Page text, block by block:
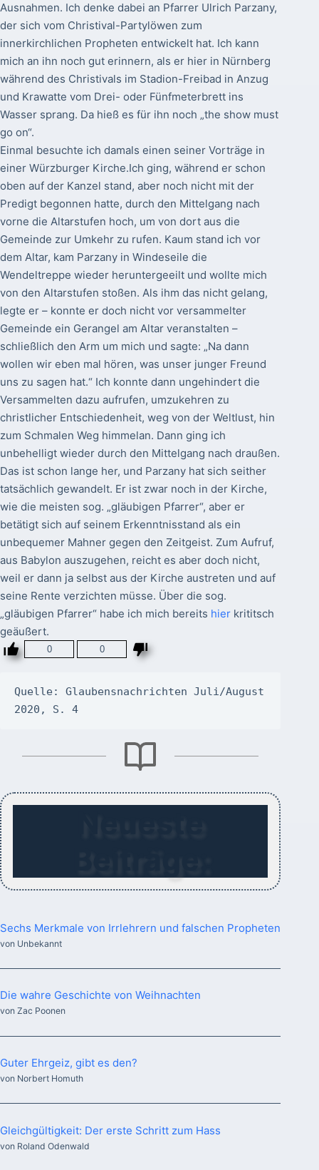
Ausnahmen. Ich denke dabei an Pfarrer Ulrich Parzany,
der sich vom Christival-Partylöwen zum
innerkirchlichen Propheten entwickelt hat. Ich kann
mich an ihn noch gut erinnern, als er hier in Nürnberg
während des Christivals im Stadion-Freibad in Anzug
und Krawatte vom Drei- oder Fünfmeterbrett ins
Wasser sprang. Da hieß es für ihn noch „the show must
go on“.
Einmal besuchte ich damals einen seiner Vorträge in
einer Würzburger Kirche.Ich ging, während er schon
oben auf der Kanzel stand, aber noch nicht mit der
Predigt begonnen hatte, durch den Mittelgang nach
vorne die Altarstufen hoch, um von dort aus die
Gemeinde zur Umkehr zu rufen. Kaum stand ich vor
dem Altar, kam Parzany in Windeseile die
Wendeltreppe wieder heruntergeeilt und wollte mich
von den Altarstufen stoßen. Als ihm das nicht gelang,
legte er – konnte er doch nicht vor versammelter
Gemeinde ein Gerangel am Altar veranstalten –
schließlich den Arm um mich und sagte: „Na dann
wollen wir eben mal hören, was unser junger Freund
uns zu sagen hat.“ Ich konnte dann ungehindert die
Versammelten dazu aufrufen, umzukehren zu
christlicher Entschiedenheit, weg von der Weltlust, hin
zum Schmalen Weg himmelan. Dann ging ich
unbehelligt wieder durch den Mittelgang nach draußen.
Das ist schon lange her, und Parzany hat sich seither
tatsächlich gewandelt. Er ist zwar noch in der Kirche,
wie die meisten sog. „gläubigen Pfarrer“, aber er
betätigt sich auf seinem Erkenntnisstand als ein
unbequemer Mahner gegen den Zeitgeist. Zum Aufruf,
aus Babylon auszugehen, reicht es aber doch nicht,
weil er dann ja selbst aus der Kirche austreten und auf
seine Rente verzichten müsse. Über die sog.
„gläubigen Pfarrer“ habe ich mich bereits hier krititsch
geäußert.
0 0
Quelle: Glaubensnachrichten Juli/August
2020, S. 4
Sechs Merkmale von Irrlehrern und falschen Propheten
von Unbekannt
Die wahre Geschichte von Weihnachten
von Zac Poonen
Guter Ehrgeiz, gibt es den?
von Norbert Homuth
Gleichgültigkeit: Der erste Schritt zum Hass
von Roland Odenwald